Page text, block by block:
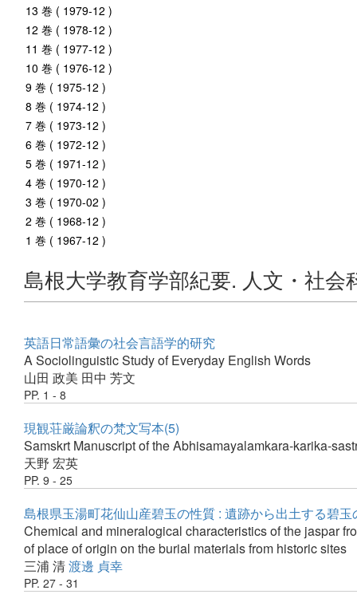
13 巻 ( 1979-12 )
12 巻 ( 1978-12 )
11 巻 ( 1977-12 )
10 巻 ( 1976-12 )
9 巻 ( 1975-12 )
8 巻 ( 1974-12 )
7 巻 ( 1973-12 )
6 巻 ( 1972-12 )
5 巻 ( 1971-12 )
4 巻 ( 1970-12 )
3 巻 ( 1970-02 )
2 巻 ( 1968-12 )
1 巻 ( 1967-12 )
島根大学教育学部紀要. 人文・社会
英語日常語彙の社会言語学的研究
A Sociolinguistic Study of Everyday English Words
山田 政美 田中 芳文
PP. 1 - 8
現観荘厳論釈の梵文写本(5)
Samskrt Manuscript of the Abhisamayalamkara-karika-
天野 宏英
PP. 9 - 25
島根県玉湯町花仙山産碧玉の性質 : 遺跡から出土する碧
Chemical and mineralogical characteristics of the jaspar
of place of origin on the burial materials from historic sites
三浦 清渡邊 貞幸
PP. 27 - 31